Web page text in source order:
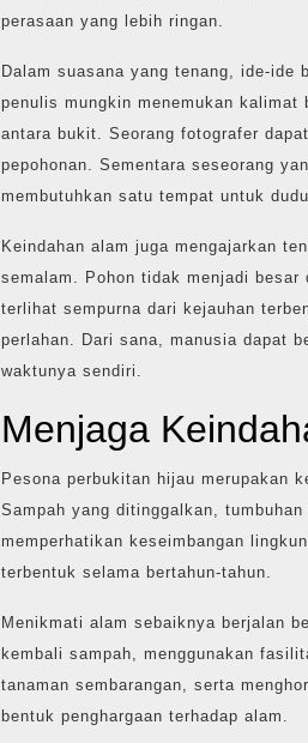
perasaan yang lebih ringan.
Dalam suasana yang tenang, ide-ide
penulis mungkin menemukan
antara bukit. Seorang fotografer
pepohonan. Sementara seseorang
membutuhkan satu tempat untuk
Keindahan alam juga mengajarkan
semalam. Pohon tidak menjadi besar
terlihat sempurna dari kejauhan
perlahan. Dari sana, manusia dapat
waktunya sendiri.
Menjaga
Pesona perbukitan hijau merupakan
Sampah yang ditinggalkan,
memperhatikan keseimbangan
terbentuk selama bertahun-tahun.
Menikmati alam sebaiknya berjalan
kembali sampah, menggunakan
tanaman sembarangan, serta
bentuk penghargaan terhadap alam.